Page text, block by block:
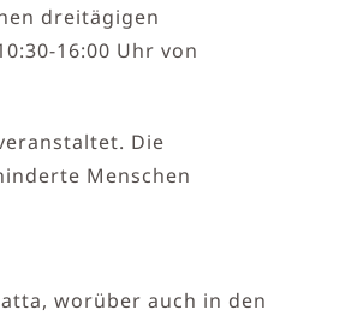
dreitägigen
16:00 Uhr von
Die
Menschen
worüber auch in den